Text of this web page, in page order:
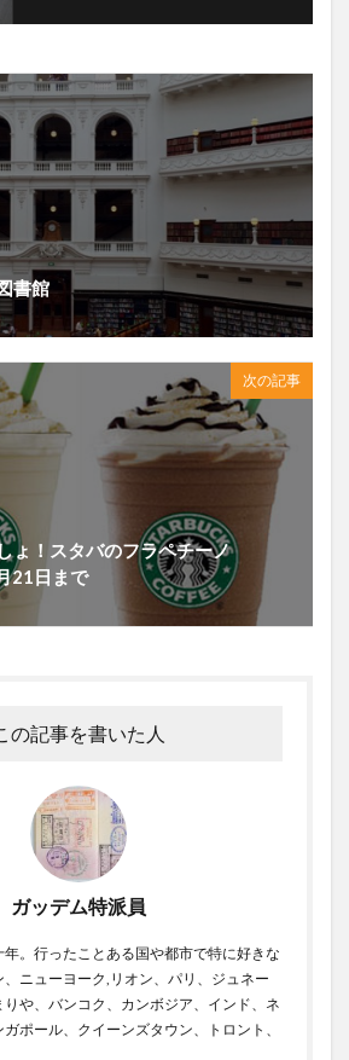
書館
次の記事
ょ！スタバのフラペチーノ
21日まで
の記事を書いた人
ガッデム特派員
。行ったことある国や都市で特に好きな
、ニューヨーク,リオン、パリ、ジュネー
や、バンコク、カンボジア、インド、ネ
ポール、クイーンズタウン、トロント、